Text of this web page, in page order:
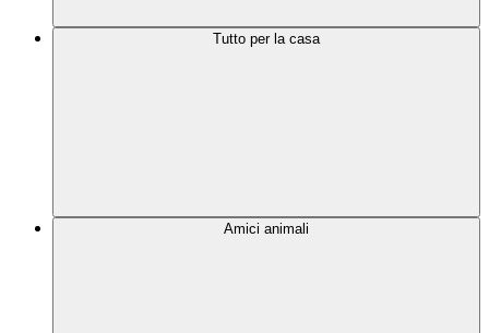
Tutto per la casa
Amici animali